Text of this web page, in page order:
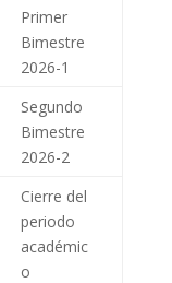
Primer
Bimestre
2026-1
Segundo
Bimestre
2026-2
Cierre del
periodo
académic
o